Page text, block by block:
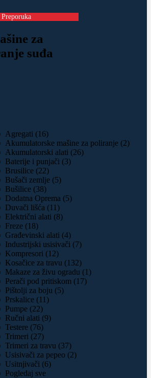
za
suđa
Agregati (16)
Akumulatorske mašine za poliranje (2)
Akumulatorski alati (26)
Baterije i punjači (3)
Brusilice (22)
Bušači zemlje (5)
Bušilice (38)
Dodatna Oprema (5)
Duvači lišća (11)
Električni alati (8)
Freze (18)
Građevinski alati (4)
Industrijski usisivači (7)
Kompresori (12)
Kosačice za travu (132)
Makaze za živu ogradu (1)
Perači pod pritiskom (17)
Pištolji za boju (5)
Prskalice (11)
Pumpe (22)
Ručni alati (9)
Testere (76)
Trimeri (27)
Trimeri za travu (37)
Usisivači za pepeo (2)
Usitnjivači (6)
Pogledaj sve